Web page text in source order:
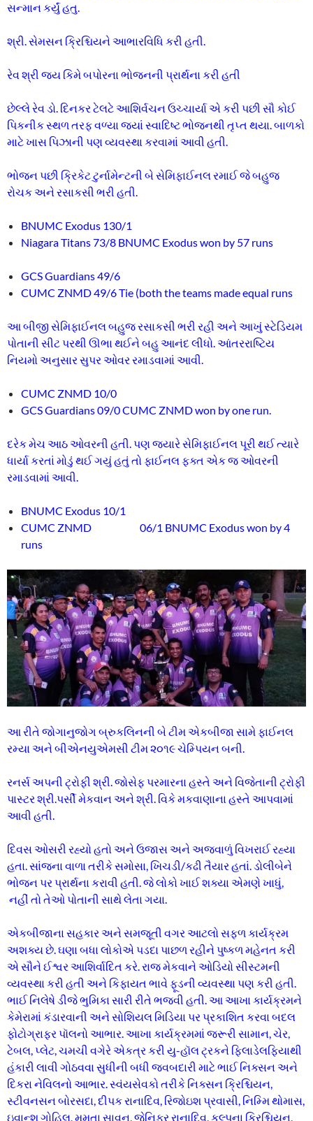
સન્માન કર્યું હતુ.
શ્રી. સેમસન ક્રિશ્ચિયને આભારવિધિ કરી હતી.
રેવ શ્રી જય કિમે બપોરના ભોજનની પ્રાર્થના કરી હતી
છેલ્લે રેવ ડો. દિનકર ટેલટે આશિર્વચન ઉચ્ચાર્યા એ કરી પછી સૌ કોઈ
પિકનીક સ્થળ તરફ વળ્યા જ્યાં સ્વાદિષ્ટ ભોજનથી તૃપ્ત થયા. બાળકો
માટે ખાસ પિઝાની પણ વ્યવસ્થા કરવામાં આવી હતી.
ભોજન પછી ક્રિકેટ ટુર્નામેન્ટની બે સેમિફાઈનલ રમાઈ જે બહુજ
રોચક અને રસાકસી ભરી હતી.
BNUMC Exodus 130/1
Niagara Titans 73/8 BNUMC Exodus won by 57 runs
GCS Guardians 49/6
CUMC ZNMD 49/6 Tie (both the teams made equal runs
આ બીજી સેમિફાઈનલ બહુજ રસાકસી ભરી રહી અને આખું સ્ટેડિયમ
પોતાની સીટ પરથી ઊભા થઈને બહુ આનંદ લીધો. આંતરરાષ્ટિય
નિયમો અનુસાર સુપર ઓવર રમાડવામાં આવી.
CUMC ZNMD 10/0
GCS Guardians 09/0 CUMC ZNMD won by one run.
દરેક મેચ આઠ ઓવરની હતી. પણ જ્યારે સેમિફાઈનલ પૂરી થઈ ત્યારે
ધાર્યા કરતાં મોડું થઈ ગયું હતું તો ફાઈનલ ફક્ત એક જ ઓવરની
રમાડવામાં આવી.
BNUMC Exodus 10/1
CUMC ZNMD 06/1 BNUMC Exodus won by 4
runs
આ રીતે જોગાનુજોગ બ્રુકલિનની બે ટીમ એકબીજા સામે ફાઈનલ
રમ્યા અને બીએનયુએમસી ટીમ ૨૦૧૯ ચેમ્પિયન બની.
રનર્સ અપની ટ્રોફી શ્રી. જોસેફ પરમારના હસ્તે અને વિજેતાની ટ્રોફી
પાસ્ટર શ્રી.પર્સી મેકવાન અને શ્રી. વિકે મકવાણાના હસ્તે આપવામાં
આવી હતી.
દિવસ ઓસરી રહ્યો હતો અને ઉજાસ અને અજવાળું વિખરાઈ રહ્યા
હતા. સાંજના વાળા તરીકે સમોસા, ખિચડી/કઢી તૈયાર હતાં. ડોલીબેને
ભોજન પર પ્રાર્થના કરાવી હતી. જે લોકો ખાઈ શક્યા એમણે ખાધું,
નહીં તો તેઓ પોતાની સાથે લેતા ગયા.
એકબીજાના સહકાર અને સમજૂતી વગર આટલો સફળ કાર્યક્રમ
અશક્ય છે. ઘણા બધા લોકોએ પડદા પાછળ રહીને પુષ્કળ મહેનત કરી
એ સૌને ઈશ્વર આશિર્વાદિત કરે. રાજ મેકવાને ઓડિયો સીસ્ટમની
વ્યવસ્થા કરી હતી અને કિફાયત ભાવે ફૂડની વ્યવસ્થા પણ કરી હતી.
ભાઈ નિલેષે ડીજે ભુમિકા સારી રીતે ભજવી હતી. આ આખા કાર્યક્રમને
કેમેરામાં કંડારવાની અને સોશિયલ મિડિયા પર પ્રકાશિત કરવા બદલ
ફોટોગ્રાફર પૉલનો આભાર. આખા કાર્યક્રમમાં જરૂરી સામાન, ચેર,
ટેબલ, પ્લેટ, ચમચી વગેરે એકત્ર કરી યુ-હૉલ ટ્રકને ફિલાડેલફિયાથી
હંકારી લાવી ગોઠવવા સુધીની બધી જવબદારી માટે ભાઈ નિક્સન અને
દિકરા નેવિલનો આભાર. સ્વંયસેવકો તરીકે નિક્સન ક્રિશ્ચિયન,
સ્ટીવનસન બોરસદા, દીપક રાનાદિવ, રિજોઇશ પ્રવાસી, નિમ્મિ થોમાસ,
ઇવાન્શ ગોહિલ, મમતા સાવન, જેનિફર રાનાદિવ, કલ્પના ક્રિશ્ચિયન,